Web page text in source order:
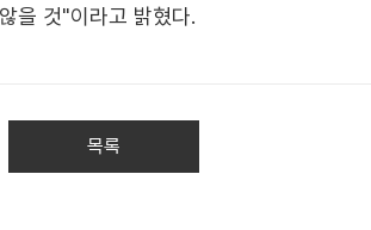
을 것"이라고 밝혔다.
목록